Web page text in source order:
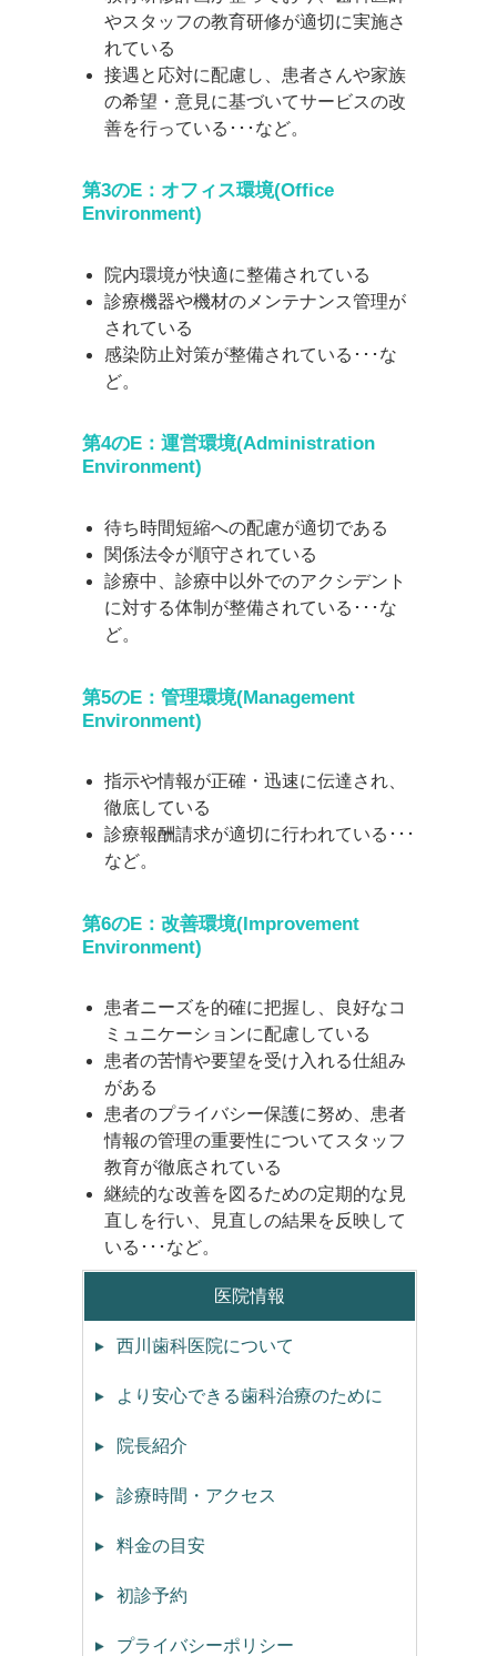
やスタッフの教育研修が適切に実施さ
れている
接遇と応対に配慮し、患者さんや家族
の希望・意見に基づいてサービスの改
善を行っている･･･など。
第3のE：オフィス環境(Office
Environment)
院内環境が快適に整備されている
診療機器や機材のメンテナンス管理が
されている
感染防止対策が整備されている･･･な
ど。
第4のE：運営環境(Administration
Environment)
待ち時間短縮への配慮が適切である
関係法令が順守されている
診療中、診療中以外でのアクシデント
に対する体制が整備されている･･･な
ど。
第5のE：管理環境(Management
Environment)
指示や情報が正確・迅速に伝達され、
徹底している
診療報酬請求が適切に行われている･･･
など。
第6のE：改善環境(Improvement
Environment)
患者ニーズを的確に把握し、良好なコ
ミュニケーションに配慮している
患者の苦情や要望を受け入れる仕組み
がある
患者のプライバシー保護に努め、患者
情報の管理の重要性についてスタッフ
教育が徹底されている
継続的な改善を図るための定期的な見
直しを行い、見直しの結果を反映して
いる･･･など。
医院情報
西川歯科医院について
より安心できる歯科治療のために
院長紹介
診療時間・アクセス
料金の目安
初診予約
プライバシーポリシー